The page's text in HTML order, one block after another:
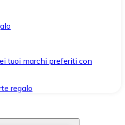
tuoi marchi preferiti con
regalo